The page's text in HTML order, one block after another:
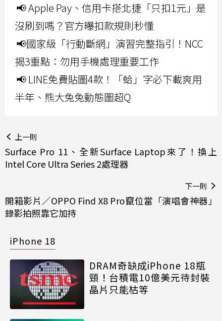
📢 Apple Pay、信用卡搭北捷「只扣1元」是
沒刷到嗎？官方曝扣款規則秒懂
📢國家級「行動斷網」演習完整指引！NCC
揭3重點：勿用手機處理重要工作
📢 LINE免費貼圖4款！「蛤」字必下載爽用
半年、熊大兔兔動態圖超Q
上一則
Surface Pro 11、全新Surface Laptop來了！換上
Intel Core Ultra Series 2處理器
下一則
開箱影片／OPPO Find X8 Pro竄位當「演唱會神器」
錄影拍照靠它加持
iPhone 18
DRAM奇缺成iPhone 18瓶
頸！台積電10億美元待封裝
晶片只能枯等